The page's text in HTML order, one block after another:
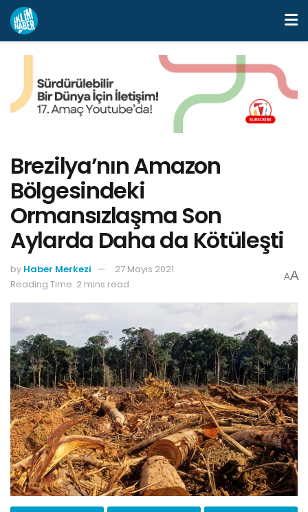
Brezilya’nın Amazon
Bölgesindeki
Ormansızlaşma Son
Aylarda Daha da Kötüleşti
by Haber Merkezi
27 Mayıs 2021
Reading Time: 2 mins read
AA